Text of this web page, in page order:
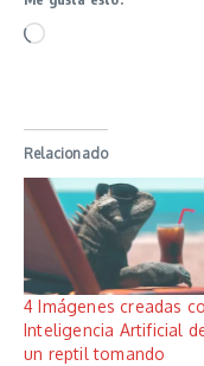
Loading…
Relacionado
4 Imágenes creadas
Inteligencia Artificial
un reptil tomando